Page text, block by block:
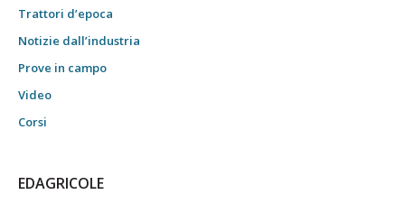
Trattori d’epoca
Notizie dall’industria
Prove in campo
Video
Corsi
EDAGRICOLE